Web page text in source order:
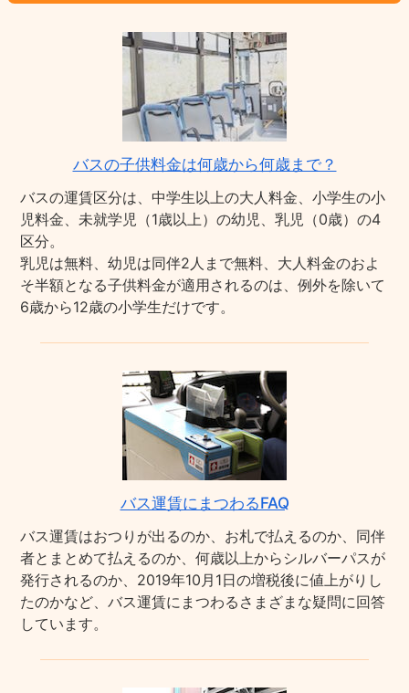
バスの子供料金は何歳から何歳まで？
バスの運賃区分は、中学生以上の大人料金、小学生の小
児料金、未就学児（1歳以上）の幼児、乳児（0歳）の4
区分。
乳児は無料、幼児は同伴2人まで無料、大人料金のおよ
そ半額となる子供料金が適用されるのは、例外を除いて
6歳から12歳の小学生だけです。
バス運賃にまつわるFAQ
バス運賃はおつりが出るのか、お札で払えるのか、同伴
者とまとめて払えるのか、何歳以上からシルバーパスが
発行されるのか、2019年10月1日の増税後に値上がりし
たのかなど、バス運賃にまつわるさまざまな疑問に回答
しています。